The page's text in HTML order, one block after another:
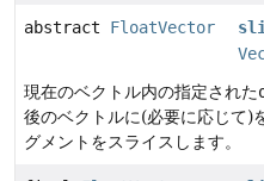
abstract FloatVector
現在のベクトル内の指定された
後のベクトルに(必要に応じて)
グメントをスライスします。